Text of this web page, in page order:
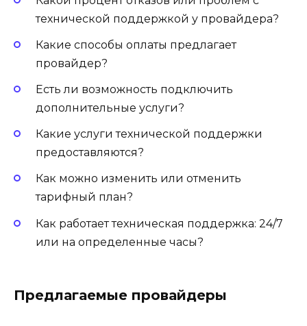
технической поддержкой у провайдера?
Какие способы оплаты предлагает
провайдер?
Есть ли возможность подключить
дополнительные услуги?
Какие услуги технической поддержки
предоставляются?
Как можно изменить или отменить
тарифный план?
Как работает техническая поддержка: 24/7
или на определенные часы?
Предлагаемые провайдеры